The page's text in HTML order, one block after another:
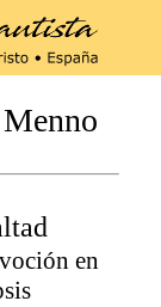
en